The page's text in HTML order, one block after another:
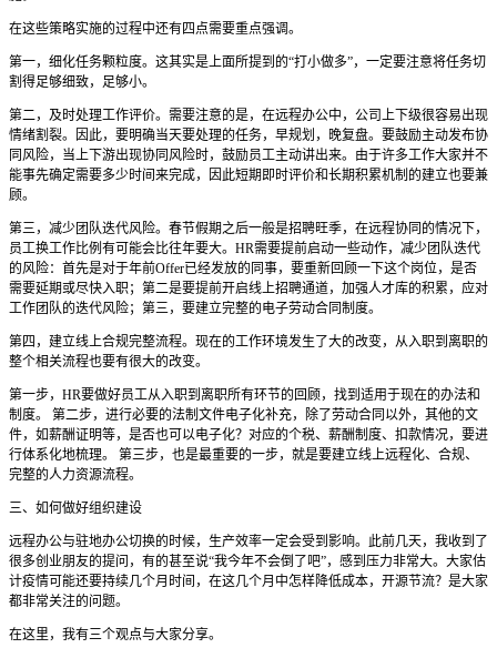
在这些策略实施的过程中还有四点需要重点强调。
第一，细化任务颗粒度。这其实是上面所提到的“打小做多”，一定要注意将任务切
割得足够细致，足够小。
第二，及时处理工作评价。需要注意的是，在远程办公中，公司上下级很容易出现
情绪割裂。因此，要明确当天要处理的任务，早规划，晚复盘。要鼓励主动发布协
同风险，当上下游出现协同风险时，鼓励员工主动讲出来。由于许多工作大家并不
能事先确定需要多少时间来完成，因此短期即时评价和长期积累机制的建立也要兼
顾。
第三，减少团队迭代风险。春节假期之后一般是招聘旺季，在远程协同的情况下，
员工换工作比例有可能会比往年要大。HR需要提前启动一些动作，减少团队迭代
的风险：首先是对于年前Offer已经发放的同事，要重新回顾一下这个岗位，是否
需要延期或尽快入职；第二是要提前开启线上招聘通道，加强人才库的积累，应对
工作团队的迭代风险；第三，要建立完整的电子劳动合同制度。
第四，建立线上合规完整流程。现在的工作环境发生了大的改变，从入职到离职的
整个相关流程也要有很大的改变。
第一步，HR要做好员工从入职到离职所有环节的回顾，找到适用于现在的办法和
制度。 第二步，进行必要的法制文件电子化补充，除了劳动合同以外，其他的文
件，如薪酬证明等，是否也可以电子化？对应的个税、薪酬制度、扣款情况，要进
行体系化地梳理。 第三步，也是最重要的一步，就是要建立线上远程化、合规、
完整的人力资源流程。
三、如何做好组织建设
远程办公与驻地办公切换的时候，生产效率一定会受到影响。此前几天，我收到了
很多创业朋友的提问，有的甚至说“我今年不会倒了吧”，感到压力非常大。大家估
计疫情可能还要持续几个月时间，在这几个月中怎样降低成本，开源节流？是大家
都非常关注的问题。
在这里，我有三个观点与大家分享。